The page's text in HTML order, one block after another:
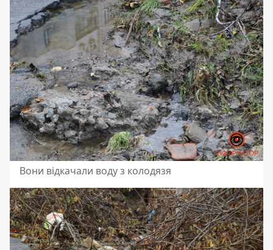
Вони відкачали воду з колодязя